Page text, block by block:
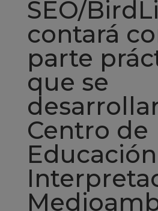
SEO/
contará
parte
que se
Centro de